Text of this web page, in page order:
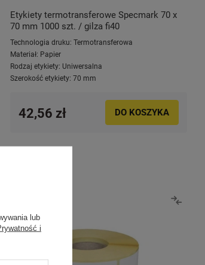
Etykiety termotransferowe Specmark 70 x
70 mm 1000 szt. / gilza fi40
Technologia druku: Termotransferowa
Materiał: Papier
Rodzaj etykiety: Uniwersalna
Szerokość etykiety: 70 mm
42,56 zł DO KOSZYKA
lub
i